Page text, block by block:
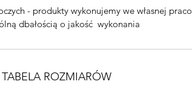
- produkty wykonujemy we własnej
dbałością o jakość wykonania
TABELA ROZMIARÓW